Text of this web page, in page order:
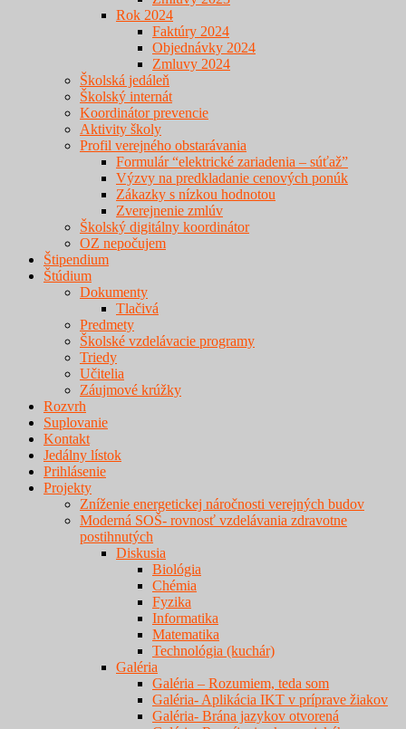
Rok 2024
Faktúry 2024
Objednávky 2024
Zmluvy 2024
Školská jedáleň
Školský internát
Koordinátor prevencie
Aktivity školy
Profil verejného obstarávania
Formulár “elektrické zariadenia – súťaž”
Výzvy na predkladanie cenových ponúk
Zákazky s nízkou hodnotou
Zverejnenie zmlúv
Školský digitálny koordinátor
OZ nepočujem
Štipendium
Štúdium
Dokumenty
Tlačivá
Predmety
Školské vzdelávacie programy
Triedy
Učitelia
Záujmové krúžky
Rozvrh
Suplovanie
Kontakt
Jedálny lístok
Prihlásenie
Projekty
Zníženie energetickej náročnosti verejných budov
Moderná SOŠ- rovnosť vzdelávania zdravotne
postihnutých
Diskusia
Biológia
Chémia
Fyzika
Informatika
Matematika
Technológia (kuchár)
Galéria
Galéria – Rozumiem, teda som
Galéria- Aplikácia IKT v príprave žiakov
Galéria- Brána jazykov otvorená